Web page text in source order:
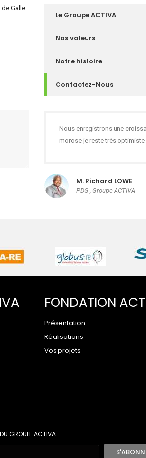
de Galle
Le Groupe ACTIVA
Nos valeurs
Notre histoire
Contactez-Nous
Nous enregistrons une
morose je reste très optimiste
M. Richard LOWE
PDG , Groupe ACTIVA
FONDATION
Présentation
Réalisations
Vos projets
GROUPE ACTIVA